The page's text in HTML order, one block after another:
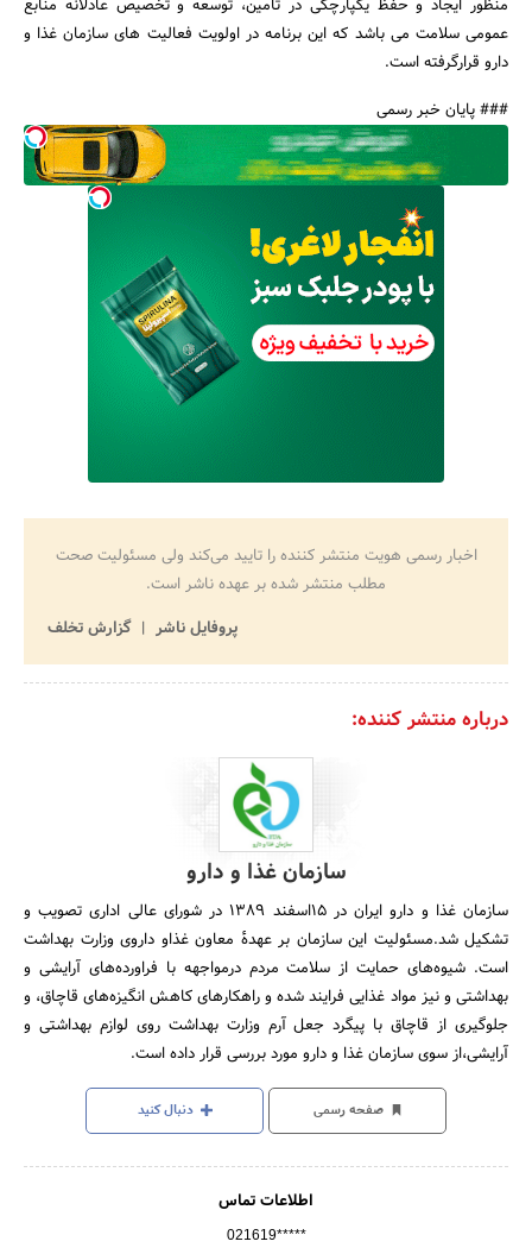
منظور ایجاد و حفظ یکپارچگی در تأمین، توسعه و تخصیص عادلانه منابع
عمومی سلامت می باشد که این برنامه در اولویت فعالیت های سازمان غذا و
دارو قرارگرفته است.
### پایان خبر رسمی
اخبار رسمی هویت منتشر کننده را تایید می‌کند ولی مسئولیت صحت
مطلب منتشر شده بر عهده ناشر است.
پروفایل ناشر
گزارش تخلف
درباره منتشر کننده:
سازمان غذا و دارو
سازمان غذا و دارو ایران در 15اسفند 1389 در شورای عالی اداری تصویب و
تشکیل شد.مسئولیت این سازمان بر عهدهٔ معاون غذاو داروی وزارت بهداشت
است. شیوه‌های حمایت از سلامت مردم درمواجهه با فراورده‌های آرایشی و
بهداشتی و نیز مواد غذایی فرایند شده و راهکارهای کاهش انگیزه‌های قاچاق، و
جلوگیری از قاچاق با پیگرد جعل آرم وزارت بهداشت روی لوازم بهداشتی و
آرایشی،از سوی سازمان غذا و دارو مورد بررسی قرار داده است.
صفحه رسمی دنبال کنید
اطلاعات تماس
021619*****